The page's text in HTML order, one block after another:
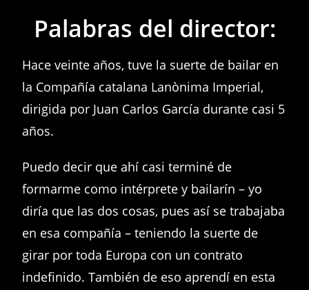
Palabras del director:
Hace veinte años, tuve la suerte de bailar en
la Compañía catalana Lanònima Imperial,
dirigida por Juan Carlos García durante casi 5
años.
Puedo decir que ahí casi terminé de
formarme como intérprete y bailarín – yo
diría que las dos cosas, pues así se trabajaba
en esa compañía – teniendo la suerte de
girar por toda Europa con un contrato
indefinido. También de eso aprendí en esta